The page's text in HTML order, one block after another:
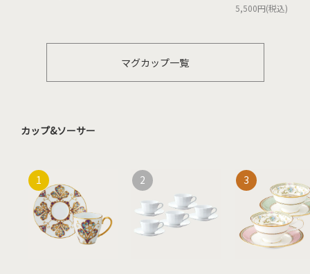
5,500円(税込)
マグカップ一覧
カップ&ソーサー